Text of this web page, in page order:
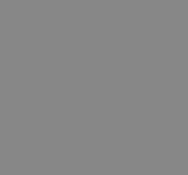
错误日志，执行根因分析： 【